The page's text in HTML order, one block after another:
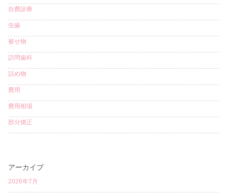
自費診療
虫歯
被せ物
訪問歯科
詰め物
費用
費用相場
部分矯正
アーカイブ
2026年7月